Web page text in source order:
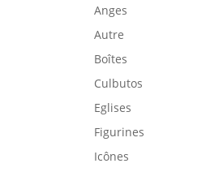
Anges
Autre
Boîtes
Culbutos
Eglises
Figurines
Icônes